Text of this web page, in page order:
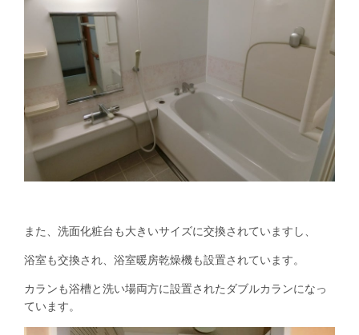
また、洗面化粧台も大きいサイズに交換されていますし、
浴室も交換され、浴室暖房乾燥機も設置されています。
カランも浴槽と洗い場両方に設置されたダブルカランになっ
ています。